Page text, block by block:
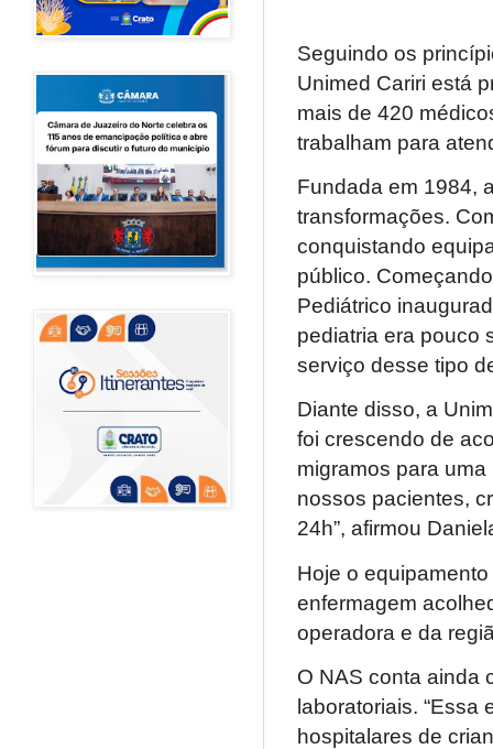
Seguindo os
Unimed Cariri está
mais de 420
trabalham para
Fundada em 1984,
transformações.
conquistando
público.
Pediátrico
pediatria era pouco
serviço desse tipo
Diante disso, a
foi crescendo de
migramos para
nossos pacientes,
24h”, afirmou
Hoje o
enfermagem
operadora e da
O NAS conta ainda
laboratoriais. “Essa
hospitalares de